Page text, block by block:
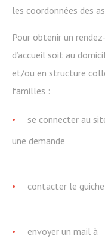
les coordonnées des
Pour obtenir un
d’accueil soit au
et/ou en structure
familles :
se connecter au
une demande
contacter le
envoyer un mail à